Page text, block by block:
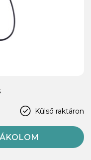
Külső raktáron